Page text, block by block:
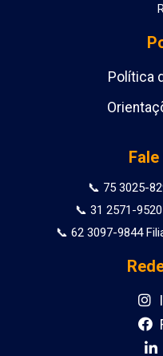
Política
📞 75 3025-
📞 31 2571-
📞 62 3097-9844